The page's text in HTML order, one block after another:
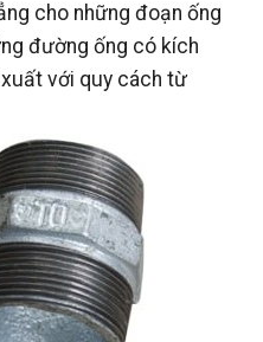
cho những đoạn ống
đường ống có kích
với quy cách từ